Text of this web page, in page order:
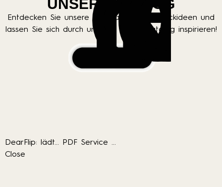
UNSER KATALOG
Entdecken Sie unsere einzigartigen Schmuckideen und
lassen Sie sich durch unseren neuen Katalog inspirieren!
DearFlip: lädt... PDF Service ...
Close